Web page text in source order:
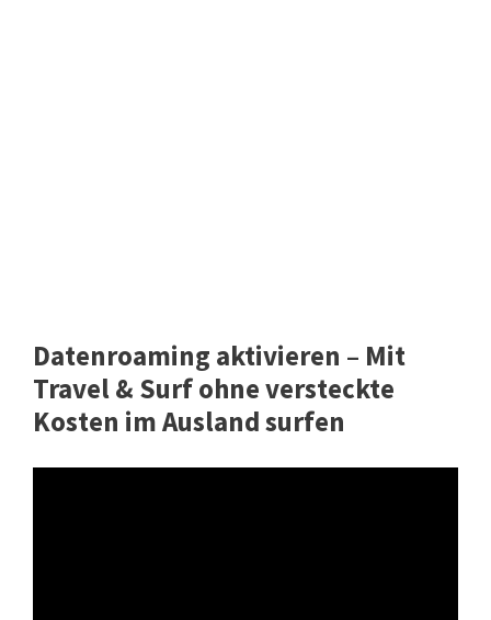
Datenroaming aktivieren – Mit
Travel & Surf ohne versteckte
Kosten im Ausland surfen